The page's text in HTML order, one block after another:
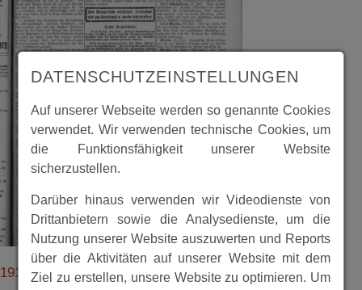
19150225_16_sp_historisch_spbgzeitung.pdf
DATENSCHUTZEINSTELLUNGEN
Auf unserer Webseite werden so genannte Cookies
verwendet. Wir verwenden technische Cookies, um
die Funktionsfähigkeit unserer Website
sicherzustellen.
Darüber hinaus verwenden wir Videodienste von
Drittanbietern sowie die Analysedienste, um die
Nutzung unserer Website auszuwerten und Reports
über die Aktivitäten auf unserer Website mit dem
Ziel zu erstellen, unsere Website zu optimieren. Um